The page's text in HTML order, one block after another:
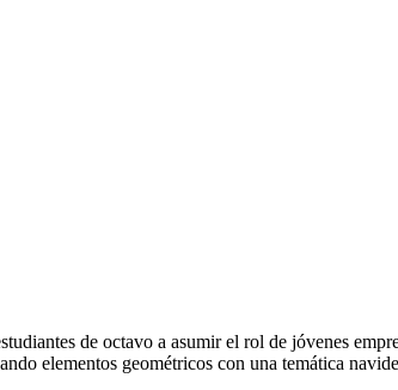
de octavo a asumir el rol de jóvenes
elementos geométricos con una temática